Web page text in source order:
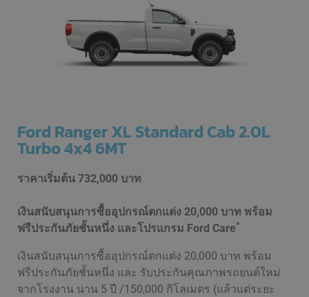
Ford Ranger XL Standard Cab 2.0L
Turbo 4x4 6MT
ราคาเริ่มต้น 732,000 บาท
เงินสนับสนุนการซื้ออุปกรณ์ตกแต่ง 20,000 บาท พร้อม
ฟรีประกันภัยชั้นหนึ่ง และโปรแกรม Ford Care*
เงินสนับสนุนการซื้ออุปกรณ์ตกแต่ง 20,000 บาท พร้อม
ฟรีประกันภัยชั้นหนึ่ง และ รับประกันคุณภาพรถยนต์ใหม่
จากโรงงาน นาน 5 ปี /150,000 กิโลเมตร (แล้วแต่ระยะ